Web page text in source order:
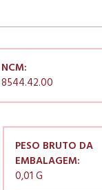
NCM:
8544.42.00
PESO BRUTO DA
EMBALAGEM:
0,01 G